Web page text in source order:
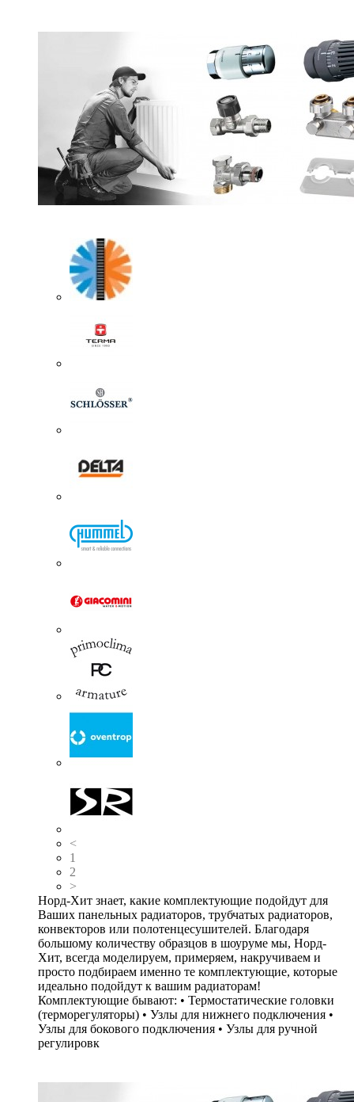
<
1
2
>
Норд-Хит знает, какие комплектующие подойдут для
Ваших панельных радиаторов, трубчатых радиаторов,
конвекторов или полотенцесушителей. Благодаря
большому количеству образцов в шоуруме мы, Норд-
Хит, всегда моделируем, примеряем, накручиваем и
просто подбираем именно те комплектующие, которые
идеально подойдут к вашим радиаторам!
Комплектующие бывают: • Термостатические головки
(терморегуляторы) • Узлы для нижнего подключения •
Узлы для бокового подключения • Узлы для ручной
регулировк